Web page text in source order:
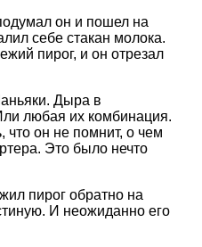
он и пошел на
себе стакан молока.
пирог, и он отрезал
Дыра в
любая их комбинация.
что он не помнит, о чем
Это было нечто
пирог обратно на
И неожиданно его